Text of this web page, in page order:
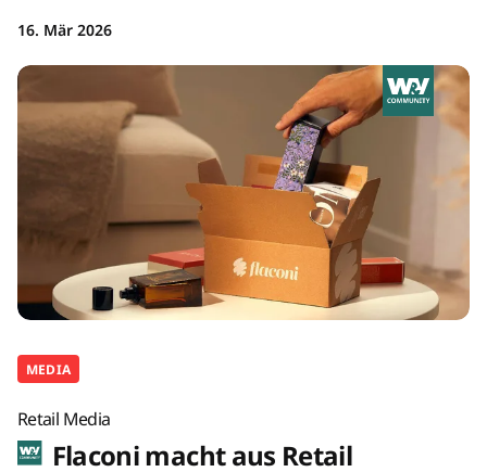
16. Mär 2026
MEDIA
Retail Media
Flaconi macht aus Retail